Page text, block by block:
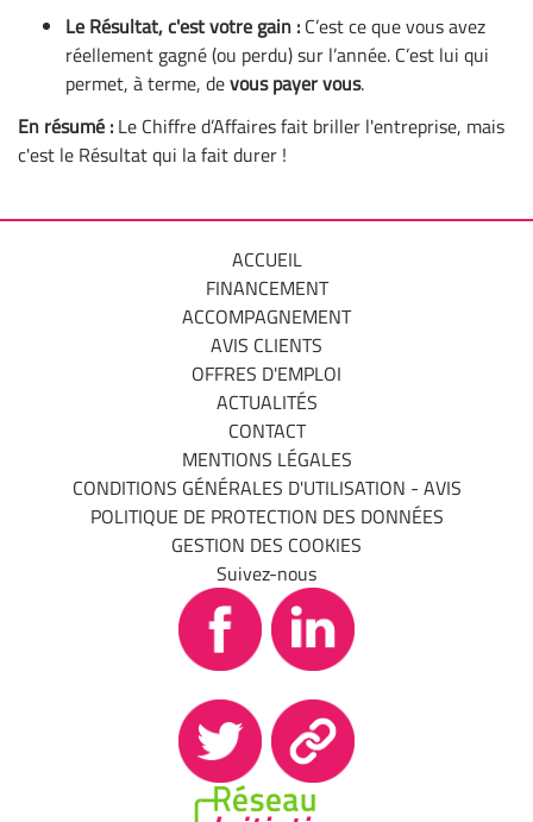
Le Résultat, c'est votre gain : C’est ce que vous avez
réellement gagné (ou perdu) sur l’année. C’est lui qui
permet, à terme, devous payer vous.
En résumé : Le Chiffre d’Affaires fait briller l'entreprise, mais
c'est le Résultat qui la fait durer !
ACCUEIL
FINANCEMENT
ACCOMPAGNEMENT
AVIS CLIENTS
OFFRES D'EMPLOI
ACTUALITÉS
CONTACT
MENTIONS LÉGALES
CONDITIONS GÉNÉRALES D'UTILISATION - AVIS
POLITIQUE DE PROTECTION DES DONNÉES
GESTION DES COOKIES
Suivez-nous